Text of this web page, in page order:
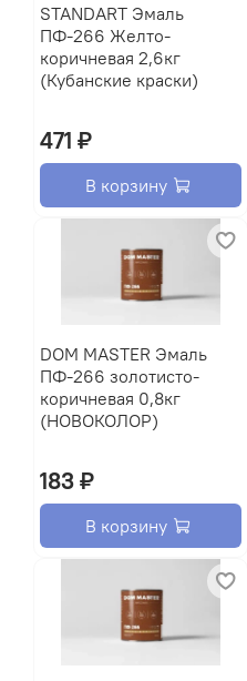
STANDART Эмаль
ПФ-266 Желто-
коричневая 2,6кг
(Кубанские краски)
471 ₽
В корзину
DOM MASTER Эмаль
ПФ-266 золотисто-
коричневая 0,8кг
(НОВОКОЛОР)
183 ₽
В корзину